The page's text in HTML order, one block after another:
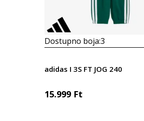
Dostupno boja:3
adidas I 3S FT JOG 240
15.999 Ft